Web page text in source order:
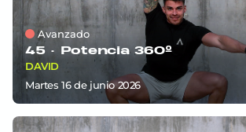
Avanzado
45 · Potencia 360º
DAVID
martes 16de junio 2026